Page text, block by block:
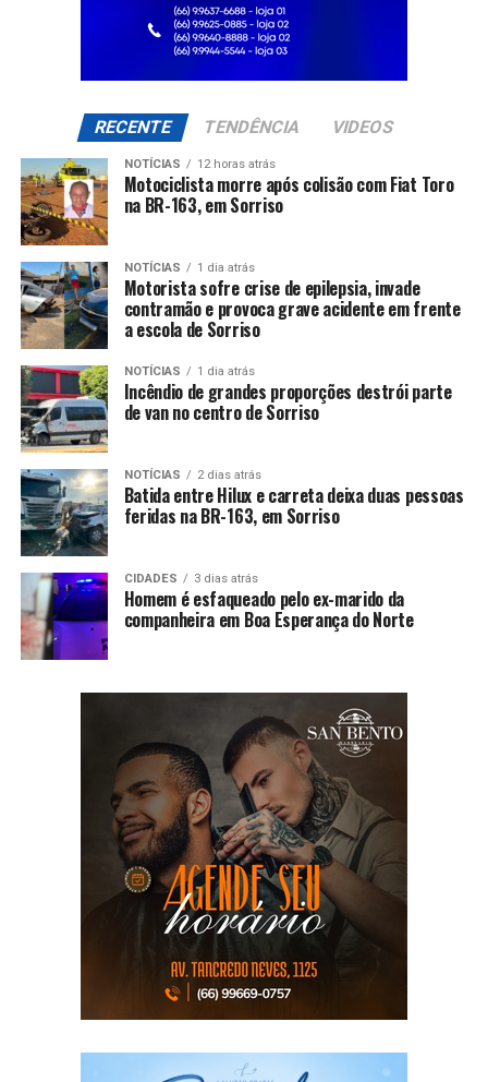
RECENTE TENDÊNCIA VIDEOS
NOTÍCIAS 12 horas atrás
Motociclista morre após colisão com Fiat Toro
na BR-163, em Sorriso
NOTÍCIAS 1 dia atrás
Motorista sofre crise de epilepsia, invade
contramão e provoca grave acidente em frente
a escola de Sorriso
NOTÍCIAS 1 dia atrás
Incêndio de grandes proporções destrói parte
de van no centro de Sorriso
NOTÍCIAS 2 dias atrás
Batida entre Hilux e carreta deixa duas pessoas
feridas na BR-163, em Sorriso
CIDADES 3 dias atrás
Homem é esfaqueado pelo ex-marido da
companheira em Boa Esperança do Norte